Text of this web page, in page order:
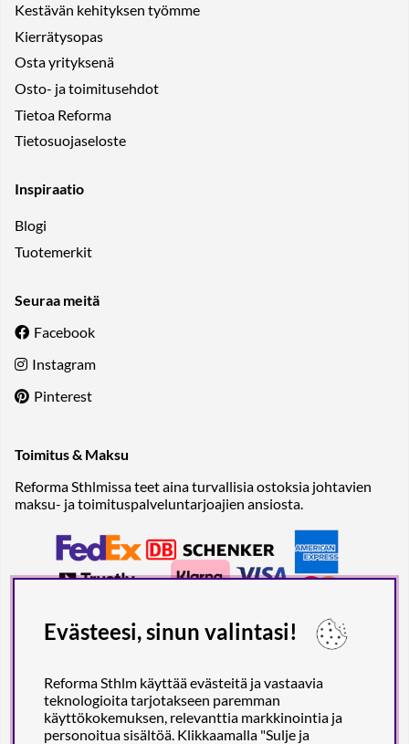
Kestävän kehityksen työmme
Kierrätysopas
Osta yrityksenä
Osto- ja toimitusehdot
Tietoa Reforma
Tietosuojaseloste
Inspiraatio
Blogi
Tuotemerkit
Seuraa meitä
Facebook
Instagram
Pinterest
Toimitus & Maksu
Reforma Sthlmissa teet aina turvallisia ostoksia johtavien
maksu- ja toimituspalveluntarjoajien ansiosta.
Evästeesi, sinun valintasi!
Reforma Sthlm käyttää evästeitä ja vastaavia
teknologioita tarjotakseen paremman
käyttökokemuksen, relevanttia markkinointia ja
personoitua sisältöä. Klikkaamalla "Sulje ja